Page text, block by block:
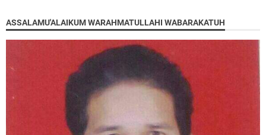
ASSALAMU'ALAIKUM WARAHMATULLAHI WABARAKATUH